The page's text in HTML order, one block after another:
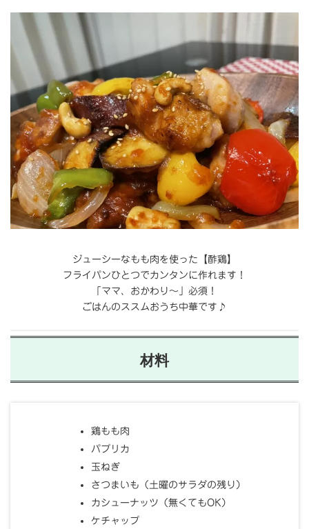
ジューシーなもも肉を使った【酢鶏】
フライパンひとつでカンタンに作れます！
「ママ、おかわり～」必須！
ごはんのススムおうち中華です♪
材料
鶏もも肉
パプリカ
玉ねぎ
さつまいも（土曜のサラダの残り）
カシューナッツ（無くてもOK）
ケチャップ